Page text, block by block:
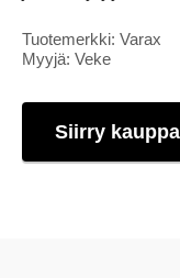
Tuotemerkki: Varax
Myyjä: Veke
Siirry